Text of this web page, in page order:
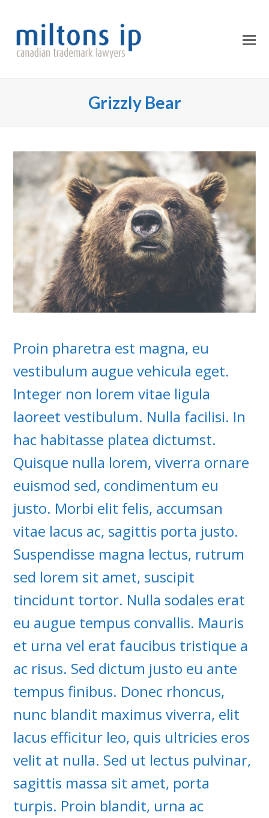
Grizzly Bear
Proin pharetra est magna, eu
vestibulum augue vehicula eget.
Integer non lorem vitae ligula
laoreet vestibulum. Nulla facilisi. In
hac habitasse platea dictumst.
Quisque nulla lorem, viverra ornare
euismod sed, condimentum eu
justo. Morbi elit felis, accumsan
vitae lacus ac, sagittis porta justo.
Suspendisse magna lectus, rutrum
sed lorem sit amet, suscipit
tincidunt tortor. Nulla sodales erat
eu augue tempus convallis. Mauris
et urna vel erat faucibus tristique a
ac risus. Sed dictum justo eu ante
tempus finibus. Donec rhoncus,
nunc blandit maximus viverra, elit
lacus efficitur leo, quis ultricies eros
velit at nulla. Sed ut lectus pulvinar,
sagittis massa sit amet, porta
turpis. Proin blandit, urna ac